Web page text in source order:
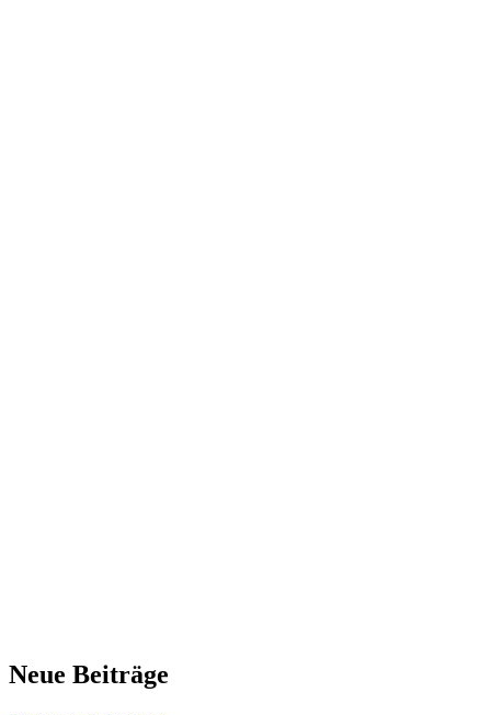
Neue Beiträge